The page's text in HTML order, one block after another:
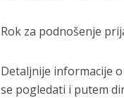
Rok za podnošenje
Detaljnije informacije
se pogledati i putem